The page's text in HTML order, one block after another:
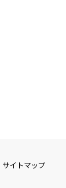
サイトマップ